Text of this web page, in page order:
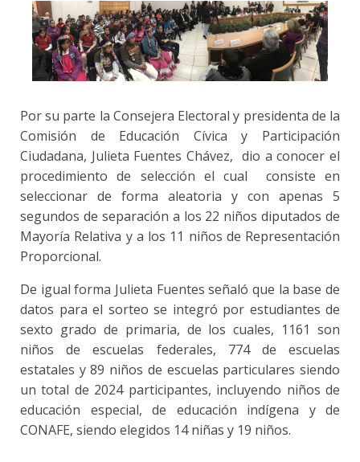
Por su parte la Consejera Electoral y presidenta de la
Comisión de Educación Cívica y Participación
Ciudadana, Julieta Fuentes Chávez, dio a conocer el
procedimiento de selección el cual consiste en
seleccionar de forma aleatoria y con apenas 5
segundos de separación a los 22 niños diputados de
Mayoría Relativa y a los 11 niños de Representación
Proporcional.
De igual forma Julieta Fuentes señaló que la base de
datos para el sorteo se integró por estudiantes de
sexto grado de primaria, de los cuales, 1161 son
niños de escuelas federales, 774 de escuelas
estatales y 89 niños de escuelas particulares siendo
un total de 2024 participantes, incluyendo niños de
educación especial, de educación indígena y de
CONAFE, siendo elegidos 14 niñas y 19 niños.